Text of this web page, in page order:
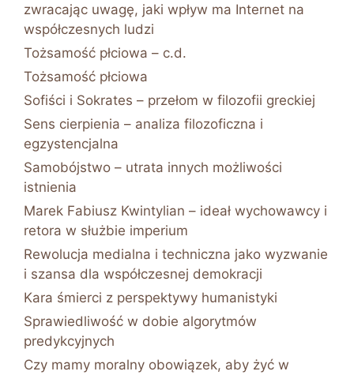
zwracając uwagę, jaki wpływ ma Internet na
współczesnych ludzi
Tożsamość płciowa – c.d.
Tożsamość płciowa
Sofiści i Sokrates – przełom w filozofii greckiej
Sens cierpienia – analiza filozoficzna i
egzystencjalna
Samobójstwo – utrata innych możliwości
istnienia
Marek Fabiusz Kwintylian – ideał wychowawcy i
retora w służbie imperium
Rewolucja medialna i techniczna jako wyzwanie
i szansa dla współczesnej demokracji
Kara śmierci z perspektywy humanistyki
Sprawiedliwość w dobie algorytmów
predykcyjnych
Czy mamy moralny obowiązek, aby żyć w